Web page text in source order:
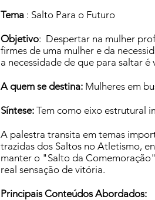
Tema : Salto Para o Futuro
Objetivo: Despertar na mulher
firmes de uma mulher e da
a necessidade de que para saltar
A quem se destina: Mulheres em
Síntese: Tem como eixo estrutural
A palestra transita em temas
trazidas dos Saltos no Atletismo,
manter o "Salto da
real sensação de vitória.
Principais Conteúdos Abordados: